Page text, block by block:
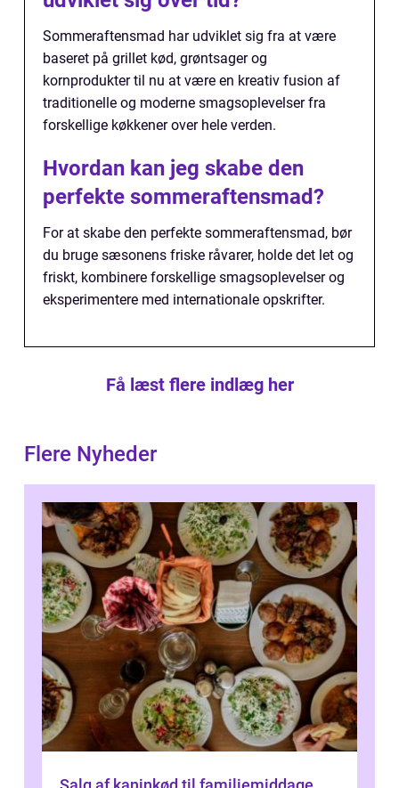
Sommeraftensmad har udviklet sig fra at være
baseret på grillet kød, grøntsager og
kornprodukter til nu at være en kreativ fusion af
traditionelle og moderne smagsoplevelser fra
forskellige køkkener over hele verden.
Hvordan kan jeg skabe den
perfekte sommeraftensmad?
For at skabe den perfekte sommeraftensmad, bør
du bruge sæsonens friske råvarer, holde det let og
friskt, kombinere forskellige smagsoplevelser og
eksperimentere med internationale opskrifter.
Få læst flere indlæg her
Flere Nyheder